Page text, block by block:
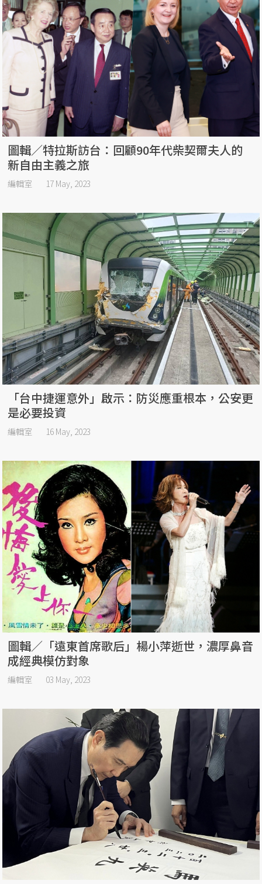
圖輯／特拉斯訪台：回顧90年代柴契爾夫人的
新自由主義之旅
編輯室 17 May, 2023
「台中捷運意外」啟示：防災應重根本，公安更
是必要投資
編輯室 16 May, 2023
圖輯／「遠東首席歌后」楊小萍逝世，濃厚鼻音
成經典模仿對象
編輯室 03 May, 2023